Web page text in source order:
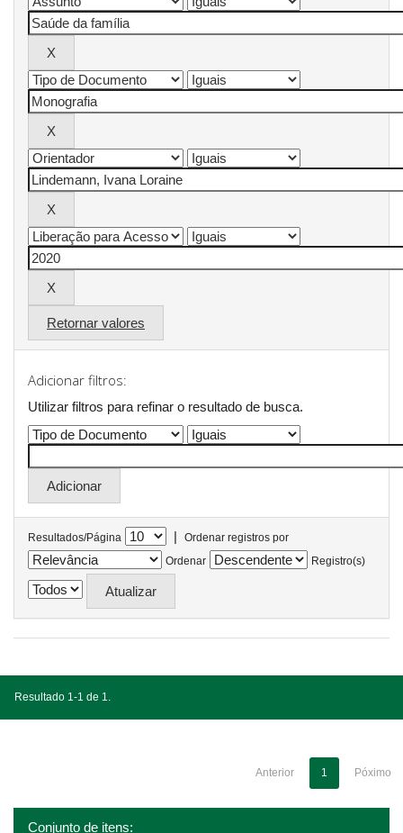
Retornar valores
Adicionar filtros:
Utilizar filtros para refinar o resultado de busca.
Resultados/Página |
Ordenar registros por
Ordenar
Registro(s)
Resultado 1-1 de 1.
Anterior 1 Póximo
Conjunto de itens: